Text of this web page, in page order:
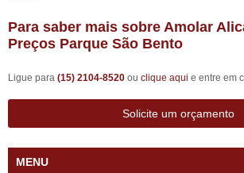
Para saber mais sobre Amolar
Preços Parque São Bento
Ligue para (15) 2104-8520 ou clique aqui e entre em
Solicite um orçamento
MENU